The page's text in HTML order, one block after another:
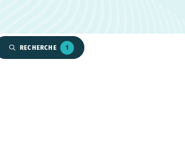
RECHERCHE 1